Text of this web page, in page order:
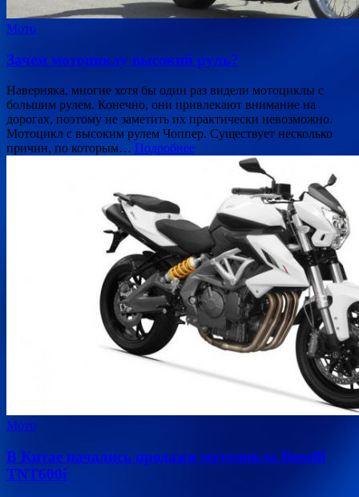
Мото
Зачем мотоциклу высокий руль?
Наверняка, многие хотя бы один раз видели мотоциклы с
большим рулем. Конечно, они привлекают внимание на
дорогах, поэтому не заметить их практически невозможно.
Мотоцикл с высоким рулем Чоппер. Существует несколько
причин, по которым… Подробнее
Мото
В Китае начались продажи мотоцикла Benelli
TNT600i